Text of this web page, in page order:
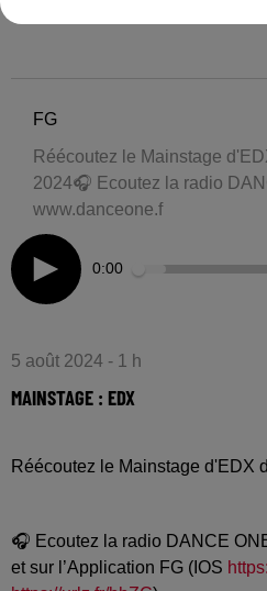
FG
Réécoutez le Mainstage
2024🎧 Ecoutez la radio
www.danceone.f
0:00
5 août 2024 - 1 h
MAINSTAGE : EDX
Réécoutez le Mainstage d'EDX
🎧 Ecoutez la radio DANCE
et sur l’Application FG (IOS